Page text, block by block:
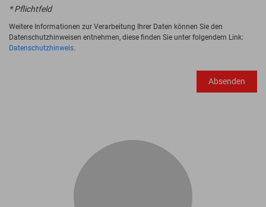
* Pflichtfeld
Weitere Informationen zur Verarbeitung Ihrer Daten können Sie den
Datenschutzhinweisen entnehmen, diese finden Sie unter folgendem Link:
Datenschutzhinweis.
Absenden